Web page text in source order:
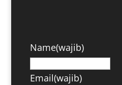
Name(wajib)
Email(wajib)